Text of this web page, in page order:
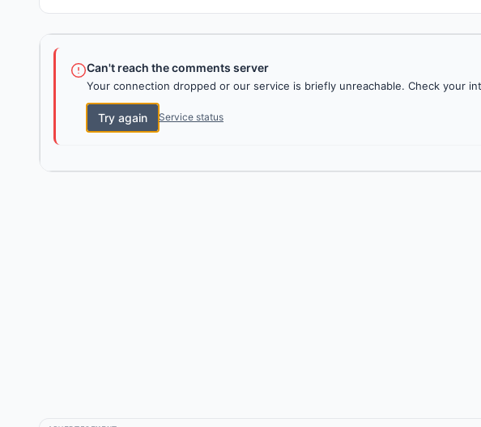
Can't reach the comments server
Your connection dropped or our service is briefly unreachable. Check your
Try again Service status